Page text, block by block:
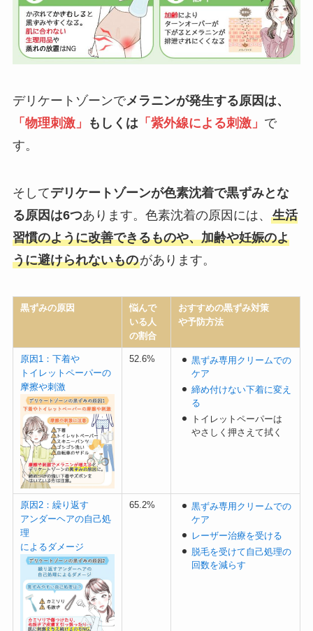
デリケートゾーンでメラニンが発生する原因は、
「物理刺激」
もしくは 「紫外線による刺激」 で
す。
そしてデリケートゾーンが色素沈着で黒ずみとな
る原因は6つあります。色素沈着の原因には、 生活
習慣のように改善できるものや、加齢や妊娠のよ
うに避けられないものがあります。
黒ずみの原因
悩んで
いる人
の割合
おすすめの黒ずみ対策
や予防方法
原因1：下着や
トイレットペーパーの
摩擦や刺激
52.6%
黒ずみ専用クリームでの
ケア
締め付けない下着に変え
る
トイレットペーパーは
やさしく押さえて拭く
原因2：繰り返す
アンダーヘアの自己処
理
によるダメージ
65.2%
黒ずみ専用クリームでの
ケア
レーザー治療を受ける
脱毛を受けて自己処理の
回数を減らす